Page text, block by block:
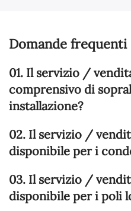
Domande frequenti
01. Il servizio /
comprensivo di
installazione?
02. Il servizio /
disponibile per i
03. Il servizio /
disponibile per i poli